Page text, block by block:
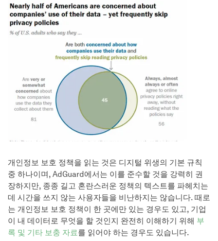
개인정보 보호 정책을 읽는 것은 디지털 위생의 기본 규칙
중 하나이며, AdGuard에서는 이를 준수할 것을 강력히 권
장하지만, 종종 길고 혼란스러운 정책의 텍스트를 파헤치는
데 시간을 쓰지 않는 사용자들을 비난하지는 않습니다. 때로
는 개인정보 보호 정책이 한 곳에만 있는 경우도 있고, 기업
이 내 데이터로 무엇을 할 것인지 완전히 이해하기 위해 부
록 및 기타 보충 자료를 읽어야 하는 경우도 있습니다.